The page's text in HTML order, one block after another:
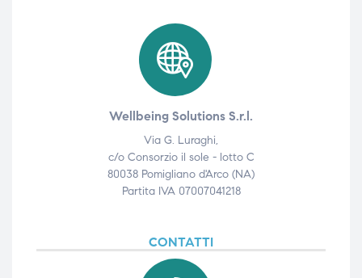
Wellbeing Solutions S.r.l.
Via G. Luraghi,
c/o Consorzio il sole - lotto C
80038 Pomigliano d'Arco (NA)
Partita IVA 07007041218
CONTATTI